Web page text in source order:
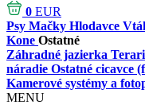
0 EUR
Psy Mačky Hlodavce
Kone Ostatné
Záhradné jazierka
náradie Ostatné cicavce
Kamerové systémy a
MENU